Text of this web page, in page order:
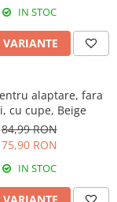
IN STOC
VARIANTE
alaptare, fara
cu cupe, Beige
84,99 RON
75,90 RON
IN STOC